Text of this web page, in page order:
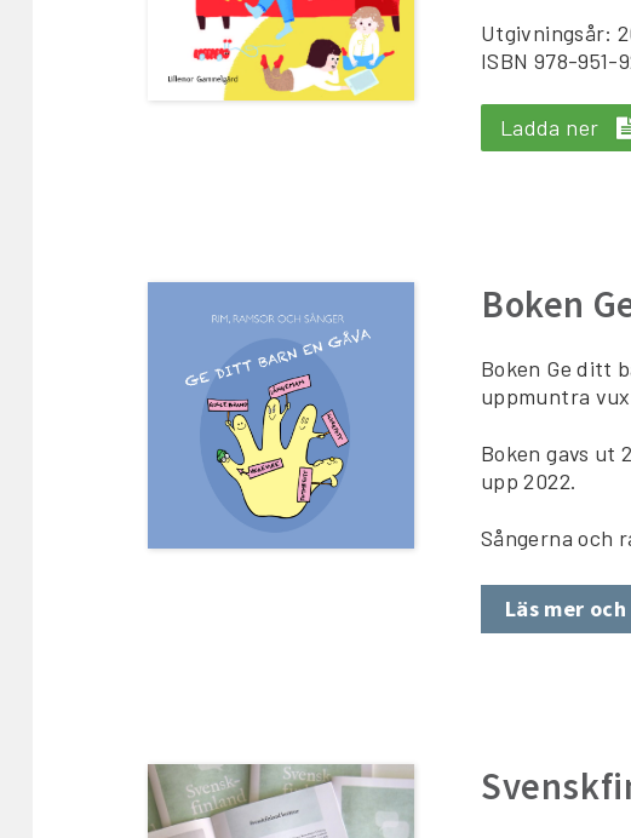
Utgivningsår:
ISBN 978-951-
Ladda ner
Boken
Boken Ge ditt
uppmuntra
Boken gavs ut
upp 2022.
Sångerna och
Läs mer